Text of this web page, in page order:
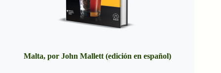
Malta, por John Mallett (edición en español)